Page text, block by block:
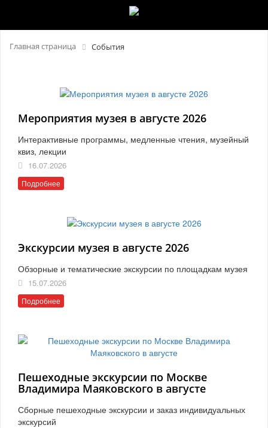
Главная страница События
Мероприятия музея в августе 2026
Интерактивные программы, медленные чтения, музейный
квиз, лекции
16.07.2026
Подробнее
Экскурсии музея в августе 2026
Обзорные и тематические экскурсии по площадкам музея
15.07.2026
Подробнее
Пешеходные экскурсии по Москве
Владимира Маяковского в августе
Сборные пешеходные экскурсии и заказ индивидуальных
экскурсий